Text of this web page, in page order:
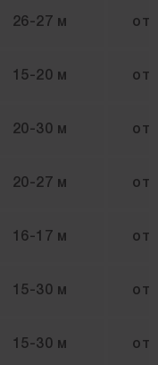
26-27 м от
15-20 м от
20-30 м от
20-27 м от
16-17 м от
15-30 м от
15-30 м от